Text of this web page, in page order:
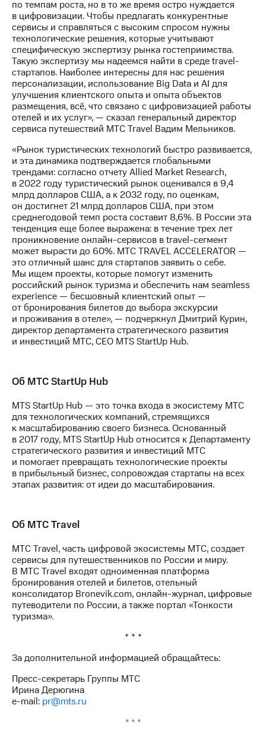
секретарь
Раскрытие
информации
Информация
акционерам
Документы
ПАО
"МТС"
Собрания
акционеров
Личный
кабинет
акционера
Акционерный
капитал
Контроль
и
аудит
Рынок
акций
Описание
Программа
приобретения
Порядок
выкупа
акций
Дивиденды
Рынок
облигаций
Уведомление
погашении
именных
облигаций
Другое
Регистратор
Реквизиты
Контакты
На главную
по темпам роста, но в то же время остро нуждается
в цифровизации. Чтобы предлагать конкурентные
сервисы и справляться с высоким спросом нужны
технологические решения, которые учитывают
специфическую экспертизу рынка гостеприимства.
Такую экспертизу мы надеемся найти в среде travel-
стартапов. Наиболее интересны для нас решения
персонализации, использование Big Data и AI для
улучшения клиентского опыта и опыта объектов
размещения, всё, что связано с цифровизацией работы
отелей и их услуг», — сказал генеральный директор
сервиса путешествий МТС Travel Вадим Мельников.
«Рынок туристических технологий быстро развивается,
и эта динамика подтверждается глобальными
трендами: согласно отчету Allied Market Research,
в 2022 году туристический рынок оценивался в 9,4
млрд долларов США, а к 2032 году, по оценкам,
он достигнет 21 млрд долларов США, при этом
среднегодовой темп роста составит 8,6%. В России эта
тенденция еще более выражена: в течение трех лет
проникновение онлайн-сервисов в travel-сегмент
может вырасти до 60%. МТС TRAVEL ACCELERATOR —
это отличный шанс для стартапов заявить о себе.
Мы ищем проекты, которые помогут изменить
российский рынок туризма и обеспечить нам seamless
experience — бесшовный клиентский опыт —
от бронирования билетов до выбора экскурсии
и проживания в отеле», — подчеркнул Дмитрий Курин,
директор департамента стратегического развития
и инвестиций МТС, CEO MTS StartUp Hub.
Об МТС StartUp Hub
MTS StartUp Hub — это точка входа в экосистему МТС
для технологических компаний, стремящихся
к масштабированию своего бизнеса. Основанный
в 2017 году, MTS StartUp Hub относится к Департаменту
стратегического развития и инвестиций МТС
и помогает превращать технологические проекты
в прибыльный бизнес, сопровождая стартапы на всех
этапах развития: от идеи до масштабирования.
Об МТС Travel
МТС Travel, часть цифровой экосистемы МТС, создает
сервисы для путешественников по России и миру.
В МТС Travel входят одноименная платформа
бронирования отелей и билетов, отельный
консолидатор Bronevik.com, онлайн-журнал, цифровые
путеводители по России, а также портал «Тонкости
туризма».
* * *
За дополнительной информацией обращайтесь:
Пресс-секретарь Группы МТС
Ирина Дерюгина
e-mail: pr@mts.ru
* * *